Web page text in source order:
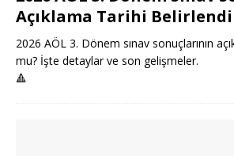
Açıklama Tarihi
2026 AÖL 3. Dönem sınav sonuçlarının
mu? İşte detaylar ve son gelişmeler.
🔺